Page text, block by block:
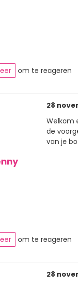
om te reageren
28
Welkom
de
van je
om te reageren
28